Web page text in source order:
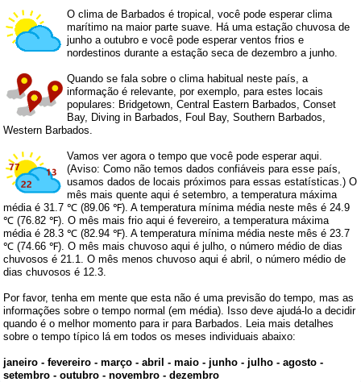
O clima de Barbados é tropical, você pode esperar clima
marítimo na maior parte suave. Há uma estação chuvosa de
junho a outubro e você pode esperar ventos frios e
nordestinos durante a estação seca de dezembro a junho.
Quando se fala sobre o clima habitual neste país, a
informação é relevante, por exemplo, para estes locais
populares: Bridgetown, Central Eastern Barbados, Conset
Bay, Diving in Barbados, Foul Bay, Southern Barbados,
Western Barbados.
Vamos ver agora o tempo que você pode esperar aqui.
(Aviso: Como não temos dados confiáveis ​​para esse país,
usamos dados de locais próximos para essas estatísticas.) O
mês mais quente aqui é setembro, a temperatura máxima
média é 31.7 ℃ (89.06 ℉). A temperatura mínima média neste mês é 24.9
℃ (76.82 ℉). O mês mais frio aqui é fevereiro, a temperatura máxima
média é 28.3 ℃ (82.94 ℉). A temperatura mínima média neste mês é 23.7
℃ (74.66 ℉). O mês mais chuvoso aqui é julho, o número médio de dias
chuvosos é 21.1. O mês menos chuvoso aqui é abril, o número médio de
dias chuvosos é 12.3.
Por favor, tenha em mente que esta não é uma previsão do tempo, mas as
informações sobre o tempo normal (em média). Isso deve ajudá-lo a decidir
quando é o melhor momento para ir para Barbados. Leia mais detalhes
sobre o tempo típico lá em todos os meses individuais abaixo:
janeiro -fevereiro -março -abril -maio - junho - julho -agosto -
setembro -outubro -novembro -dezembro